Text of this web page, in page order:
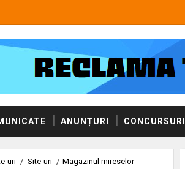
ANUNȚURI CONCURSURI
uri / Site-uri / Magazinul mireselor